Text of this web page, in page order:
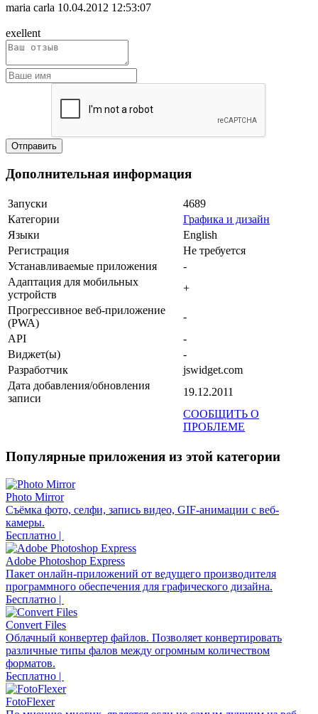
maria carla 10.04.2012 12:53:07
exellent
Дополнительная информация
Запуски
4689
Категории
Графика и дизайн
Языки
English
Регистрация
Не требуется
Устанавливаемые приложения
-
Адаптация для мобильных
устройств
+
Прогрессивное веб-приложение
(PWA)
-
API
-
Виджет(ы)
-
Разработчик
jswidget.com
Дата добавления/обновления
записи
19.12.2011
СООБЩИТЬ О
ПРОБЛЕМЕ
Популярные приложения из этой категории
Photo Mirror
Съёмка фото, селфи, запись видео, GIF-анимации с веб-
камеры.
Бесплатно |
Adobe Photoshop Express
Пакет онлайн-приложений от ведущего производителя
программного обеспечения для графического дизайна.
Бесплатно |
Convert Files
Облачный конвертер файлов. Позволяет конвертировать
различные типы фалов между огромным количеством
форматов.
Бесплатно |
FotoFlexer